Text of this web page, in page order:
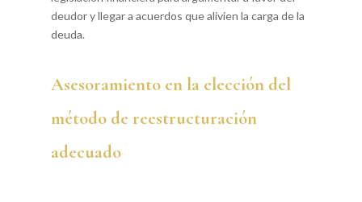
deudor y llegar a acuerdos que alivien la carga de la
deuda.
Asesoramiento en la elección del
método de reestructuración
adecuado